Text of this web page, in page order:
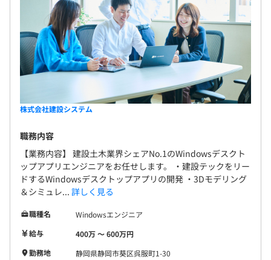
株式会社建設システム
職務内容
【業務内容】 建設土木業界シェアNo.1のWindowsデスクト
ップアプリエンジニアをお任せします。 ・建設テックをリー
ドするWindowsデスクトップアプリの開発 ・3Dモデリング
＆シミュレ... 詳しく見る
職種名
Windowsエンジニア
給与
400万 〜 600万円
勤務地
静岡県静岡市葵区呉服町1-30